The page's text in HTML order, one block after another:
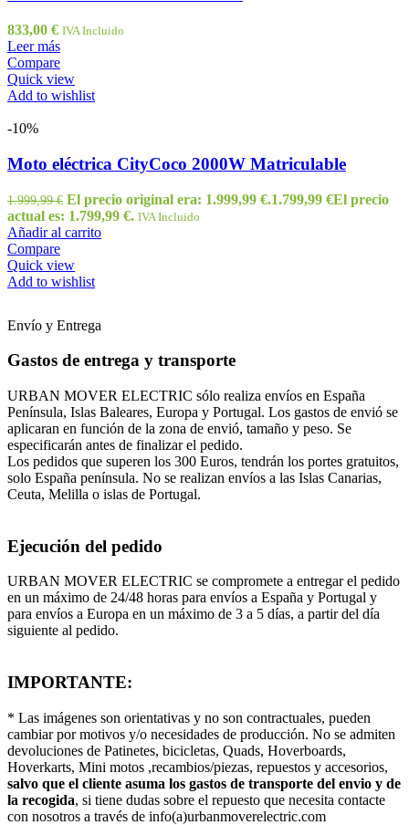
833,00 € IVA Incluido
Leer más
Compare
Quick view
Add to wishlist
-10%
Moto eléctrica CityCoco 2000W Matriculable
1.999,99€ El precio original era: 1.999,99 €.1.799,99 €El precio
actual es: 1.799,99 €. IVA Incluido
Añadir al carrito
Compare
Quick view
Add to wishlist
Envío y Entrega
Gastos de entrega y transporte
URBAN MOVER ELECTRIC sólo realiza envíos en España
Península, Islas Baleares, Europa y Portugal. Los gastos de envió se
aplicaran en función de la zona de envió, tamaño y peso. Se
especificarán antes de finalizar el pedido.
Los pedidos que superen los 300 Euros, tendrán los portes gratuitos,
solo España península. No se realizan envíos a las Islas Canarias,
Ceuta, Melilla o islas de Portugal.
Ejecución del pedido
URBAN MOVER ELECTRIC se compromete a entregar el pedido
en un máximo de 24/48 horas para envíos a España y Portugal y
para envíos a Europa en un máximo de 3 a 5 días, a partir del día
siguiente al pedido.
IMPORTANTE:
* Las imágenes son orientativas y no son contractuales, pueden
cambiar por motivos y/o necesidades de producción. No se admiten
devoluciones de Patinetes, bicicletas, Quads, Hoverboards,
Hoverkarts, Mini motos ,recambios/piezas, repuestos y accesorios,
salvo que el cliente asuma los gastos de transporte del envio y de
la recogida, si tiene dudas sobre el repuesto que necesita contacte
con nosotros a través de info(a)urbanmoverelectric.com